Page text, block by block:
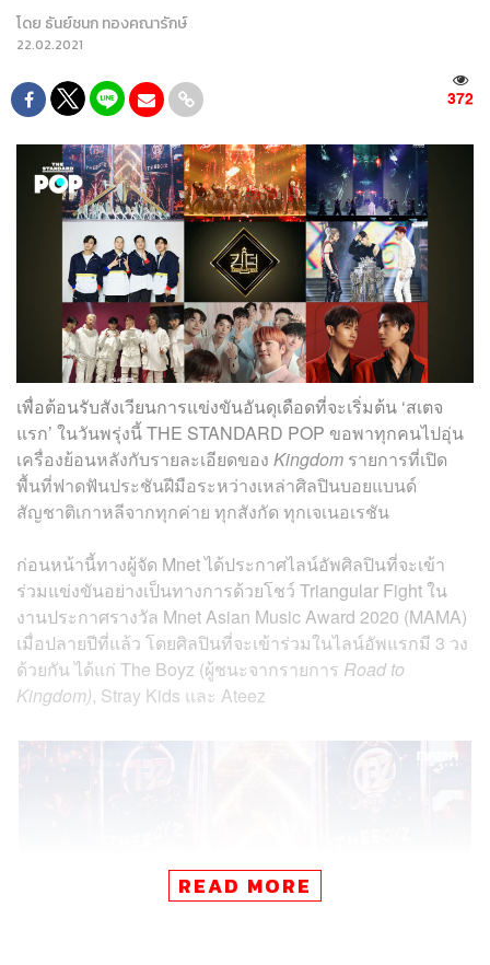
โดย ธันย์ชนก ทองคณารักษ์
22.02.2021
372
เพื่อต้อนรับสังเวียนการแข่งขันอันดุเดือดที่จะเริ่มต้น ‘สเตจ
แรก’ ในวันพรุ่งนี้ THE STANDARD POP ขอพาทุกคนไปอุ่น
เครื่องย้อนหลังกับรายละเอียดของ Kingdom รายการที่เปิด
พื้นที่ฟาดฟันประชันฝีมือระหว่างเหล่าศิลปินบอยแบนด์
สัญชาติเกาหลีจากทุกค่าย ทุกสังกัด ทุกเจเนอเรชัน
ก่อนหน้านี้ทางผู้จัด Mnet ได้ประกาศไลน์อัพศิลปินที่จะเข้า
ร่วมแข่งขันอย่างเป็นทางการด้วยโชว์ Triangular Fightใน
งานประกาศรางวัล Mnet Asian Music Award 2020 (MAMA)
เมื่อปลายปีที่แล้ว โดยศิลปินที่จะเข้าร่วมในไลน์อัพแรกมี 3 วง
ด้วยกัน ได้แก่ The Boyz (ผู้ชนะจากรายการ Road to
Kingdom), Stray Kids และ Ateez
READ MORE